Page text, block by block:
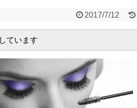
2017/7/12
ています